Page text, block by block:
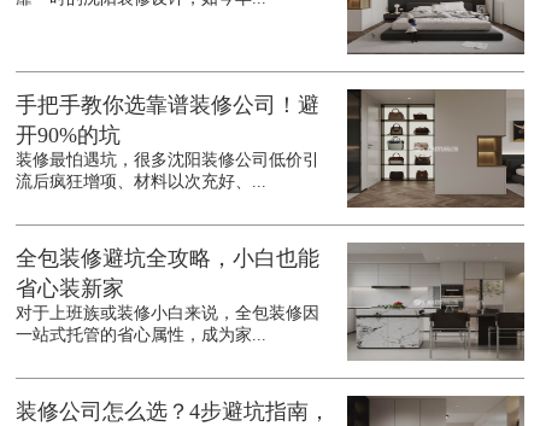
手把手教你选靠谱装修公司！避
开90%的坑
装修最怕遇坑，很多沈阳装修公司低价引
流后疯狂增项、材料以次充好、...
全包装修避坑全攻略，小白也能
省心装新家
对于上班族或装修小白来说，全包装修因
一站式托管的省心属性，成为家...
装修公司怎么选？4步避坑指南，